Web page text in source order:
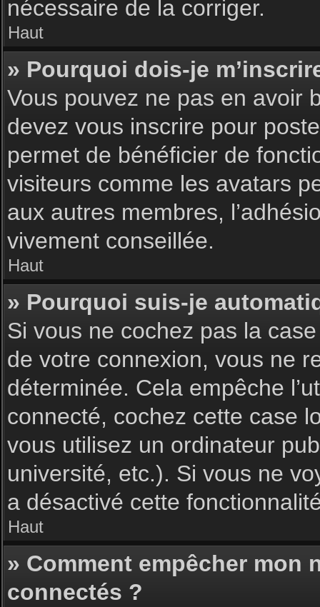
nécessaire de la corriger.
Haut
» Pourquoi dois-je
Vous pouvez ne pas en avoir
devez vous inscrire pour
permet de bénéficier de
visiteurs comme les avatars
aux autres membres,
vivement conseillée.
Haut
» Pourquoi suis-je
Si vous ne cochez pas la
de votre connexion, vous ne
déterminée. Cela empêche
connecté, cochez cette case
vous utilisez un ordinateur
université, etc.). Si vous ne
a désactivé cette
Haut
» Comment empêcher mon
connectés ?